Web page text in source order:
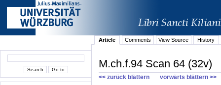
Article Comments View Source History
M.ch.f.94 Scan 64 (32v)
<< zurück blättern vorwärts blättern >>